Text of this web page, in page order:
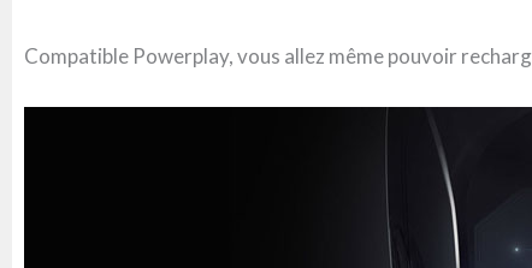
Compatible Powerplay, vous allez même pouvoir